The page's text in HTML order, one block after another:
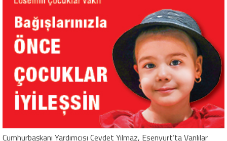
Cumhurbaşkanı Yardımcısı Cevdet Yılmaz, Esenyurt’ta Vanlılar